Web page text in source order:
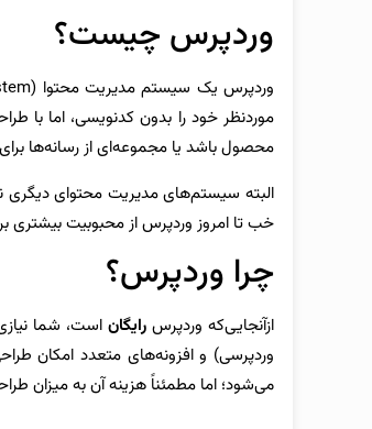
وردپرس چیست؟
موردنظر خود را بدون کدنویسی، اما با
محصول باشد یا مجموعه‌ای از رسانه‌ها برای
البته سیستم‌های مدیریت محتوای دیگری
خب تا امروز وردپرس از محبوبیت بیشتری
چرا وردپرس؟
ازآنجایی‌که وردپرس رایگاناست، شما
وردپرسی) و افزونه‌های متعدد امکان
می‌شود؛ اما مطمئناً هزینه آن به میزان